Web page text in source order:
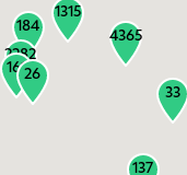
137
2282
4365
184
33
1315
26
161